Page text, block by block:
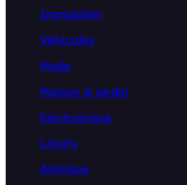
Immobilier
Véhicules
Mode
Maison & jardin
Electronique
Loisirs
Animaux